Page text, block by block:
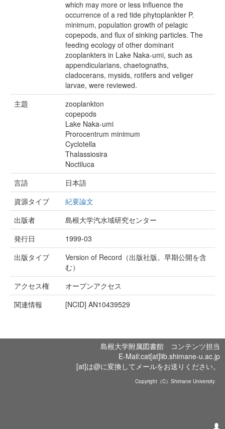
which may more or less influence the
occurrence of a red tide phytoplankter P.
minimum, population growth of pelagic
copepods, and flux of sinking particles. The
feeding ecology of other dominant
zooplankters in Lake Naka-umi, such as
appendicularians, chaetognaths,
cladocerans, mysids, rotifers and veliger
larvae, were reviewed.
主題
zooplankton
copepods
Lake Naka-umi
Prorocentrum minimum
Cyclotella
Thalassiosira
Noctiluca
言語
日本語
資源タイプ
紀要論文
出版者
島根大学汽水域研究センター
発行日
1999-03
出版タイプ
Version of Record（出版社版。早期公開を含
む）
アクセス権
オープンアクセス
関連情報
[NCID] AN10439529
島根大学附属図書館 コンテンツ担当
E-Mail:cat[at]lib.shimane-u.ac.jp
[at]は@に変換してメールをお送りください。
Copyright（C）Shimane University